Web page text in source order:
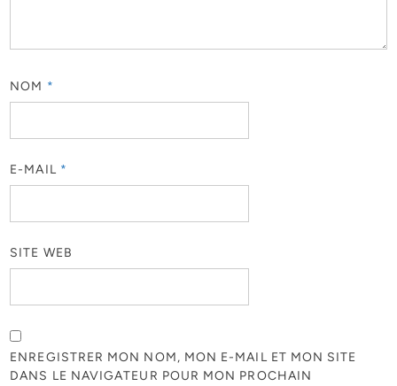
NOM *
E-MAIL *
SITE WEB
ENREGISTRER MON NOM, MON E-MAIL ET MON SITE
DANS LE NAVIGATEUR POUR MON PROCHAIN